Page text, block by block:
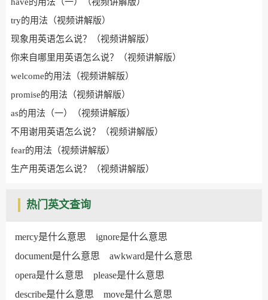
try的用法（视频讲解版）
现象用英语怎么说？（视频讲解版）
你来自哪里用英语怎么说？（视频讲解版）
welcome的用法（视频讲解版）
promise的用法（视频讲解版）
as的用法（一）（视频讲解版）
不用谢用英语怎么说？（视频讲解版）
fear的用法（视频讲解版）
生产用英语怎么说？（视频讲解版）
热门英文查询
mercy是什么意思
ignore是什么意思
document是什么意思
awkward是什么意思
opera是什么意思
please是什么意思
describe是什么意思
move是什么意思